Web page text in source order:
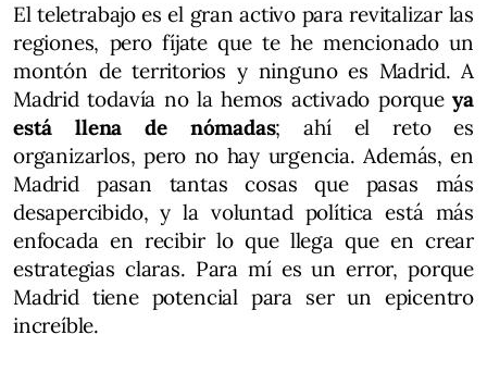
El teletrabajo es el gran activo para revitalizar las
regiones, pero fíjate que te he mencionado un
montón de territorios y ninguno es Madrid. A
Madrid todavía no la hemos activado porqueya
está llena de nómadas; ahí el reto es
organizarlos, pero no hay urgencia. Además, en
Madrid pasan tantas cosas que pasas más
desapercibido, y la voluntad política está más
enfocada en recibir lo que llega que en crear
estrategias claras. Para mí es un error, porque
Madrid tiene potencial para ser un epicentro
increíble.